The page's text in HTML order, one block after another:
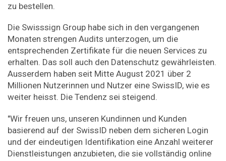
zu bestellen.
Die Swisssign Group habe sich in den vergangenen
Monaten strengen Audits unterzogen, um die
entsprechenden Zertifikate für die neuen Services zu
erhalten. Das soll auch den Datenschutz gewährleisten.
Ausserdem haben seit Mitte August 2021 über 2
Millionen Nutzerinnen und Nutzer eine SwissID, wie es
weiter heisst. Die Tendenz sei steigend.
"Wir freuen uns, unseren Kundinnen und Kunden
basierend auf der SwissID neben dem sicheren Login
und der eindeutigen Identifikation eine Anzahl weiterer
Dienstleistungen anzubieten, die sie vollständig online